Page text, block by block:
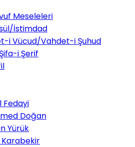
Meseleleri
İstimdad
i Vücud/Vahdet-i Şuhud
i Şerif
Fedayi
Doğan
Yürük
Karabekir